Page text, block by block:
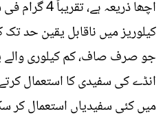
اچھا ذریعہ
کیلوریز میں ناقابل یقین حد
جو صرف صاف، کم کیلوری والے
انڈے کی سفیدی کا استعمال
میں کئی سفیدیاں استعمال کر